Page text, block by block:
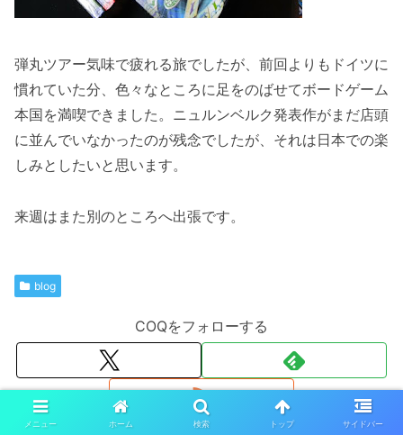
弾丸ツアー気味で疲れる旅でしたが、前回よりもドイツに
慣れていた分、色々なところに足をのばせてボードゲーム
本国を満喫できました。ニュルンベルク発表作がまだ店頭
に並んでいなかったのが残念でしたが、それは日本での楽
しみとしたいと思います。
来週はまた別のところへ出張です。
blog
COQをフォローする
メニュー ホーム 検索 トップ サイドバー